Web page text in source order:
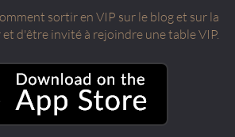
sortir en VIP sur le blog et sur la
d'être invité à rejoindre une table VIP.